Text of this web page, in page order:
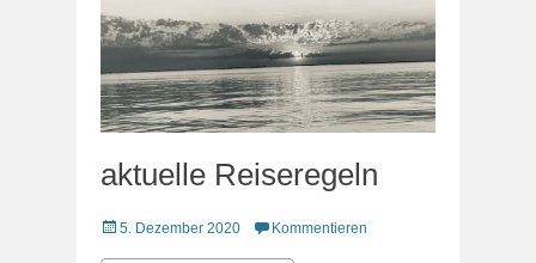
aktuelle Reiseregeln
Veröffentlicht
5. Dezember 2020 Kommentieren